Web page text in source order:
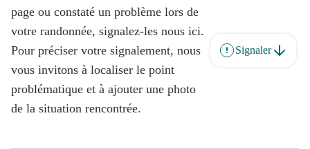
page ou constaté un problème lors de
votre randonnée, signalez-les nous ici.
Pour préciser votre signalement, nous
vous invitons à localiser le point
problématique et à ajouter une photo
de la situation rencontrée.
Signaler